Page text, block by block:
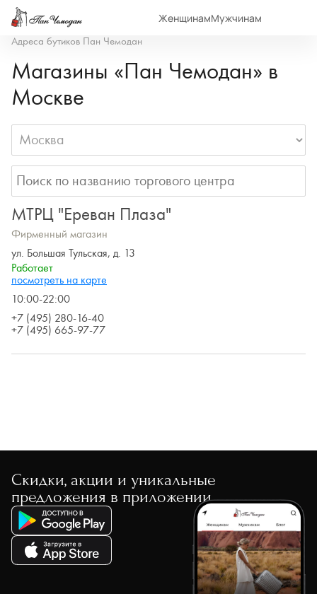
ЖенщинамМужчинам
Адреса бутиков Пан Чемодан
Магазины «Пан Чемодан» в
Москве
МТРЦ "Ереван Плаза"
Фирменный магазин
ул. Большая Тульская, д. 13
Работает
посмотреть на карте
10:00-22:00
+7 (495) 280-16-40
+7 (495) 665-97-77
Скидки, акции и уникальные
предложения в приложении